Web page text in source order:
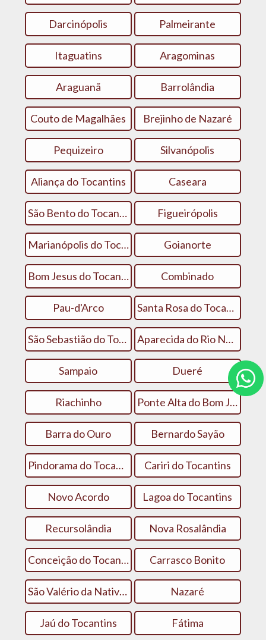
Darcinópolis Palmeirante
Itaguatins Aragominas
Araguanã Barrolândia
Couto de Magalhães Brejinho de Nazaré
Pequizeiro Silvanópolis
Aliança do Tocantins Caseara
São Bento do Tocantins Figueirópolis
Marianópolis do Tocantins Goianorte
Bom Jesus do Tocantins Combinado
Pau-d'Arco Santa Rosa do Tocantins
São Sebastião do Tocantins Aparecida do Rio Negro
Sampaio Dueré
Riachinho Ponte Alta do Bom Jesus
Barra do Ouro Bernardo Sayão
Pindorama do Tocantins Cariri do Tocantins
Novo Acordo Lagoa do Tocantins
Recursolândia Nova Rosalândia
Conceição do Tocantins Carrasco Bonito
São Valério da Natividade Nazaré
Jaú do Tocantins Fátima